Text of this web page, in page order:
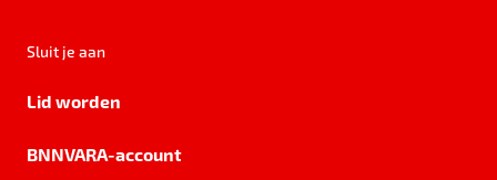
Sluit je aan
Lid worden
BNNVARA-account